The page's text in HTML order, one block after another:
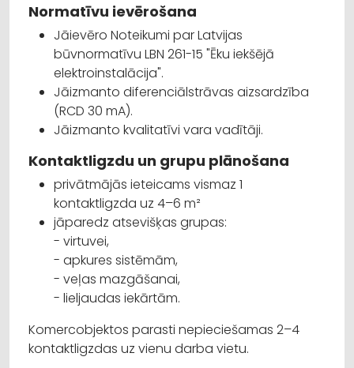
Normatīvu ievērošana
Jāievēro Noteikumi par Latvijas
būvnormatīvu LBN 261-15 "Ēku iekšējā
elektroinstalācija".
Jāizmanto diferenciālstrāvas aizsardzība
(RCD 30 mA).
Jāizmanto kvalitatīvi vara vadītāji.
Kontaktligzdu un grupu plānošana
privātmājās ieteicams vismaz 1
kontaktligzda uz 4–6 m²
jāparedz atsevišķas grupas:
- virtuvei,
- apkures sistēmām,
- veļas mazgāšanai,
- lieljaudas iekārtām.
Komercobjektos parasti nepieciešamas 2–4
kontaktligzdas uz vienu darba vietu.